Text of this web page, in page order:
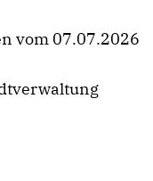
vom 07.07.2026